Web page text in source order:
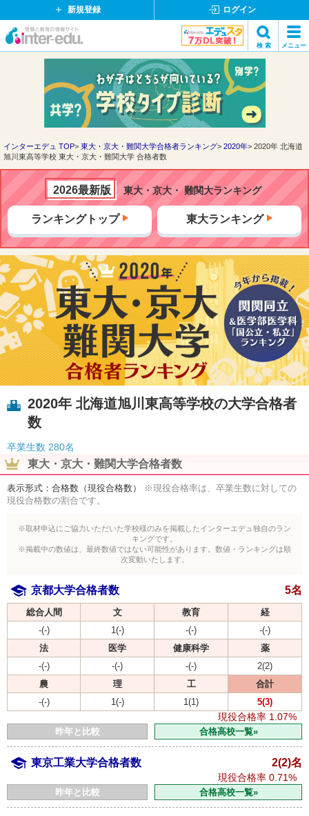
新規登録 ログイン
イ
ド
ッ
ト
検 索 メニュー
検索
インターエデュ TOP 東大・京大・難関大学合格者ランキング 2020年
2020年 北海道
旭川東高等学校 東大・京大・難関大学 合格者数
2026最新版 東大・京大・ 難関大ランキング
ランキングトップ 東大ランキング
2020年 北海道旭川東高等学校の大学合格者
数
卒業生数 280名
東大・京大・難関大学合格者数
表示形式：合格数（現役合格数）
※現役合格率は、卒業生数に対しての
現役合格数の割合です。
※取材申込にご協力いただいた学校様のみを掲載したインターエデュ独自のラン
キングです。
※掲載中の数値は、最終数値ではない可能性があります。数値・ランキングは順
次変動いたします。
京都大学合格者数 5名
総合人間 文 教育
経
-(-)
1(-) -(-)
-(-)
法
医学 健康科学
薬
-(-)
-(-) -(-)
2(2)
農
理 工
合計
-(-)
1(-) 1(1) 5(3)
現役合格率 1.07%
昨年と比較 合格高校一覧»
東京工業大学合格者数 2(2)名
現役合格率 0.71%
昨年と比較 合格高校一覧»